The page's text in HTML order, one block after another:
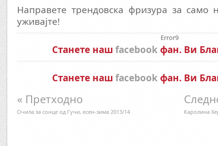
Направете трендовска фризура за само
уживајте!
Станете наш facebookфан. Ви
Станете наш facebookфан. Ви
« Претходно
Очила за сонце од Гучи, есен-зима 2013/14 Каролина
Error9